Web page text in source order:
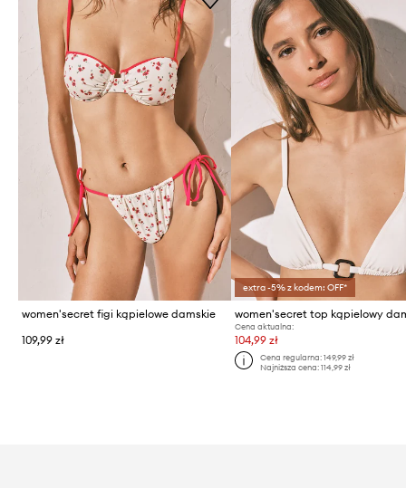
women'secret figi kąpielowe damskie
109,99 zł
extra -5% z kodem: OFF*
women'secret top kąpielowy
Cena aktualna:
104,99 zł
Cena regularna: 149,99 zł
Najniższa cena: 114,99 zł